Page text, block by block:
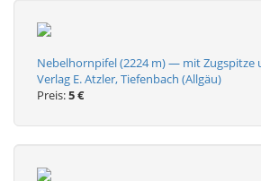
Nebelhornpifel (2224 m) — mit
Verlag E. Atzler, Tiefenbach (Allgäu)
Preis:5 €